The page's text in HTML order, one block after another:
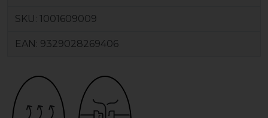
SKU: 1001609009
EAN: 9329028269406